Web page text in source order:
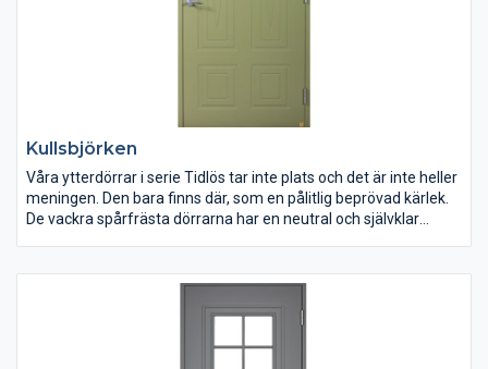
Kullsbjörken
Våra ytterdörrar i serie Tidlös tar inte plats och det är inte heller
meningen. Den bara finns där, som en pålitlig beprövad kärlek.
De vackra spårfrästa dörrarna har en neutral och självklar